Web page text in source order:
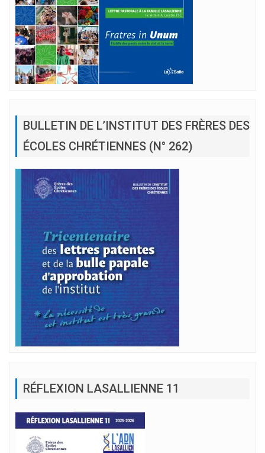
BULLETIN DE L’INSTITUT DES FRÈRES DES
ÉCOLES CHRÉTIENNES (N° 262)
RÉFLEXION LASALLIENNE 11